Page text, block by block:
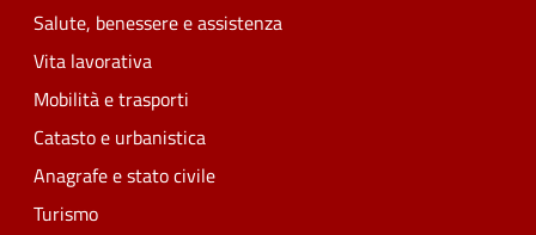
Salute, benessere e assistenza
Vita lavorativa
Mobilità e trasporti
Catasto e urbanistica
Anagrafe e stato civile
Turismo